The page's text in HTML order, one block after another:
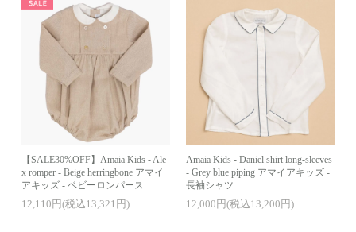
【SALE30%OFF】Amaia Kids - Ale
x romper - Beige herringbone アマイ
アキッズ - ベビーロンパース
12,110円(税込13,321円)
Amaia Kids - Daniel shirt long-sleeves
- Grey blue piping アマイアキッズ -
長袖シャツ
12,000円(税込13,200円)